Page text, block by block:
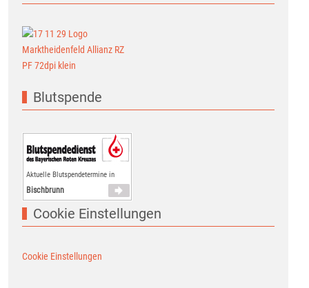
Blutspende
Aktuelle Blutspendetermine in
Bischbrunn
Cookie Einstellungen
Cookie Einstellungen